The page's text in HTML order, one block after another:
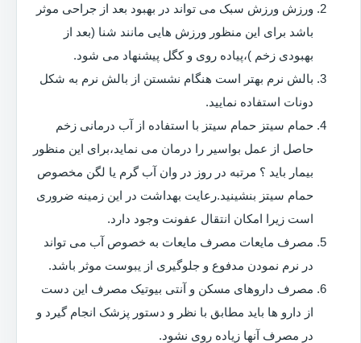
ورزش ورزش سبک می تواند در بهبود بعد از جراحی موثر
باشد برای این منظور ورزش هایی مانند شنا (بعد از
بهبودی زخم )،پیاده روی و کگل پیشنهاد می شود.
بالش نرم بهتر است هنگام نشستن از بالش نرم به شکل
دونات استفاده نمایید.
حمام سیتز حمام سیتز با استفاده از آب درمانی زخم
حاصل از عمل بواسیر را درمان می نماید،برای این منظور
بیمار باید ؟ مرتبه در روز در وان آب گرم یا لگن مخصوص
حمام سیتز بنشینید.رعایت بهداشت در این زمینه ضروری
است زیرا امکان انتقال عفونت وجود دارد.
مصرف مایعات مصرف مایعات به خصوص آب می تواند
در نرم نمودن مدفوع و جلوگیری از یبوست موثر باشد.
مصرف داروهای مسکن و آنتی بیوتیک مصرف این دست
از دارو ها باید مطابق با نظر و دستور پزشک انجام گیرد و
در مصرف آنها زیاده روی نشود.